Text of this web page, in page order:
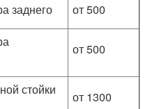
заднего
от 500
от 500
стойки
от 1300